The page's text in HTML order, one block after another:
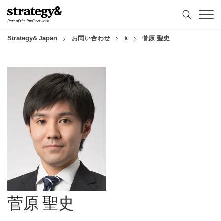
ン
ン
ッ
ーStrategy& Japan お問い合わせ k 菅原 聖史
菅原 聖史